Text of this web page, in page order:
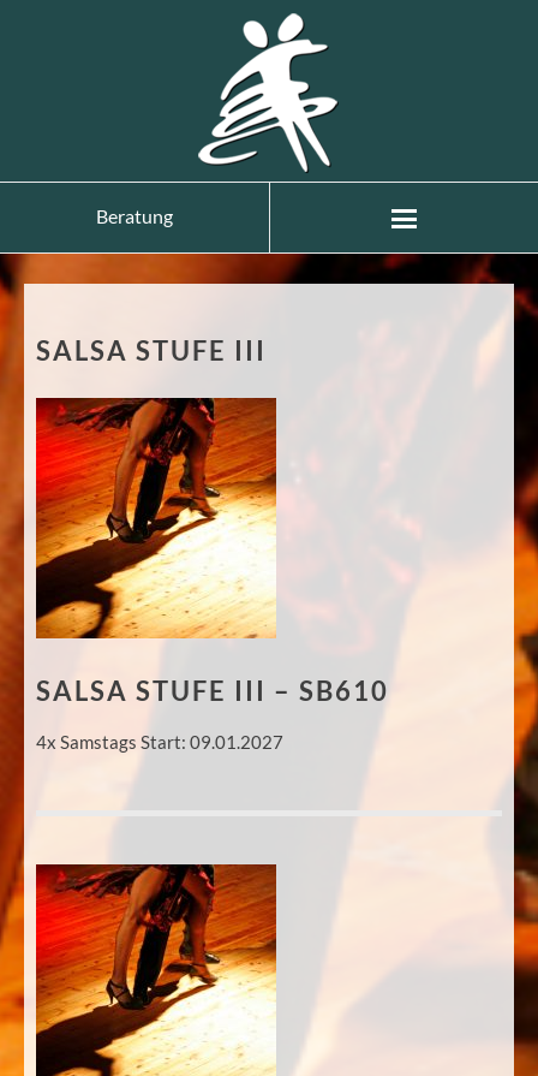
Beratung
SALSA STUFE III
SALSA STUFE III – SB610
4x Samstags Start: 09.01.2027